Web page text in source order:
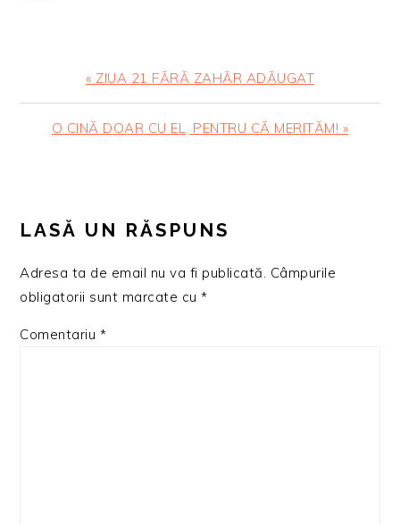
Articol
anterior:
« ZIUA 21 FĂRĂ ZAHĂR ADĂUGAT
Articolul
O CINĂ DOAR CU EL, PENTRU CĂ MERITĂM! »
INTERACTIONS
LASĂ UN RĂSPUNS
Adresa ta de email nu va fi publicată. Câmpurile
obligatorii sunt marcate cu*
Comentariu *